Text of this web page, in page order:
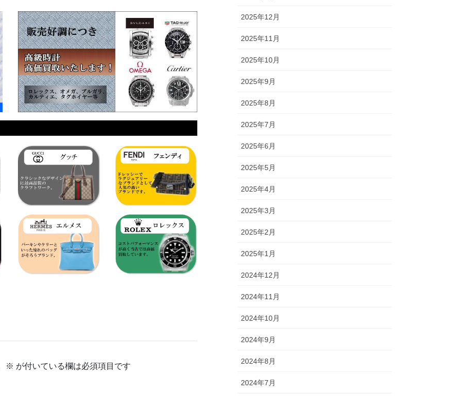
※ が付いている欄は必須項目です
2025年12月
2025年11月
2025年10月
2025年9月
2025年8月
2025年7月
2025年6月
2025年5月
2025年4月
2025年3月
2025年2月
2025年1月
2024年12月
2024年11月
2024年10月
2024年9月
2024年8月
2024年7月